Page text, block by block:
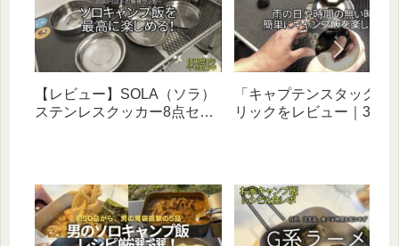
【レビュー】SOLA（ソラ）
ステンレスクッカー8点セッ
「キャプテンスタッグ」
リックをレビュー｜3年